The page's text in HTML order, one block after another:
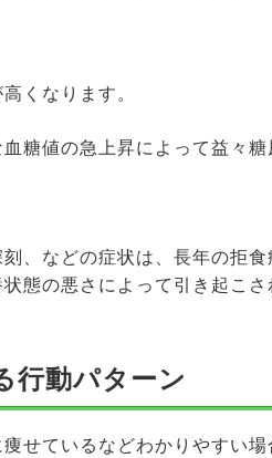
くなります。
糖値の急上昇によって益々
、などの症状は、長年の拒食
態の悪さによって引き起こ
行動パターン
せているなどわかりやすい